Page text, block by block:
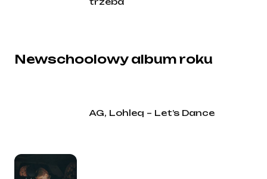
Newschoolowy album roku
AG, Lohleq – Let’s Dance